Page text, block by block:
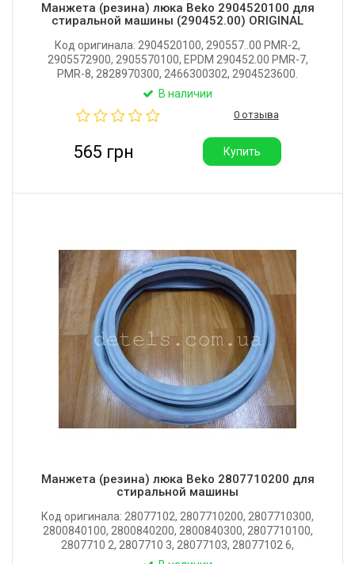
Манжета (резина) люка Beko 2904520100 для
стиральной машины (290452.00) ORIGINAL
Код оригинала: 2904520100, 290557..00 PMR-2,
2905572900, 2905570100, EPDM 290452.00 PMR-7,
PMR-8, 2828970300, 2466300302, 2904523600.
Оригинальная манжета люка для стиральной
Производитель: Турция.
В наличии
0 отзыва
565 грн Купить
Манжета (резина) люка Beko 2807710200 для
стиральной машины
Код оригинала: 28077102, 2807710200, 2807710300,
2800840100, 2800840200, 2800840300, 2807710100,
2807710 2, 2807710 3, 28077103, 28077102 6,
280771026, 28077102 5 (280771025).